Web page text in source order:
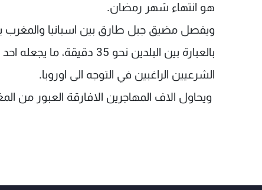
هو انتهاء شهر رمضان.
بالعبارة بين البلدين نحو 35
الشرعيين الراغبين في التوجه الى اوروبا.
ويحاول الاف المهاجرين الافارقة العبور من